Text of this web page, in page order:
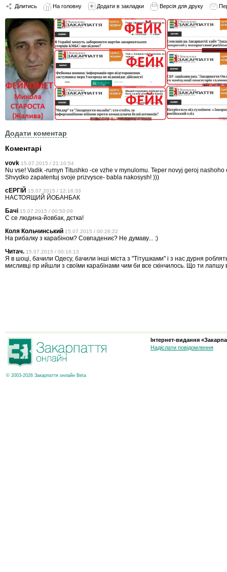
Ділитись На головну Додати в закладки Версія для друку
Додати коментар
Коментарі
vovk 15.07.2015 / 21:10:54
Nu vse! Vadik -rumyn Titushko -ce vzhe v mynulomu. Teper novyj geroj nashoho
Shvydko zapatentuj svoje prizvysce- babla nakosysh! )))
сЕРГІЙ 15.07.2015 / 12:16:33
НАСТОЯЩИЙ ЙОБАНБАК
Бачі 15.07.2015 / 00:50:09
С се людина-йовбак, дєтка!
Коля Кольчинський 15.07.2015 / 00:26:22
На рибалку з карабіном? Совпадениє? Не думаву... :)
Читач. 15.07.2015 / 00:16:13
Я в шоці, бачили Одесу, бачили інші міста з "Тітушками" і з нас дурня
мисливці пр ийшли з своїми карабінами чим би все скінчилось. Що ти лапшу
© 2003-2026 Закарпаття онлайн Beta
Інтернет-видання
Надіслати повідомлення